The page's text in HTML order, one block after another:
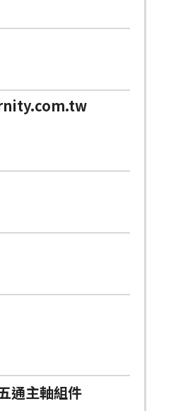
通主軸組件